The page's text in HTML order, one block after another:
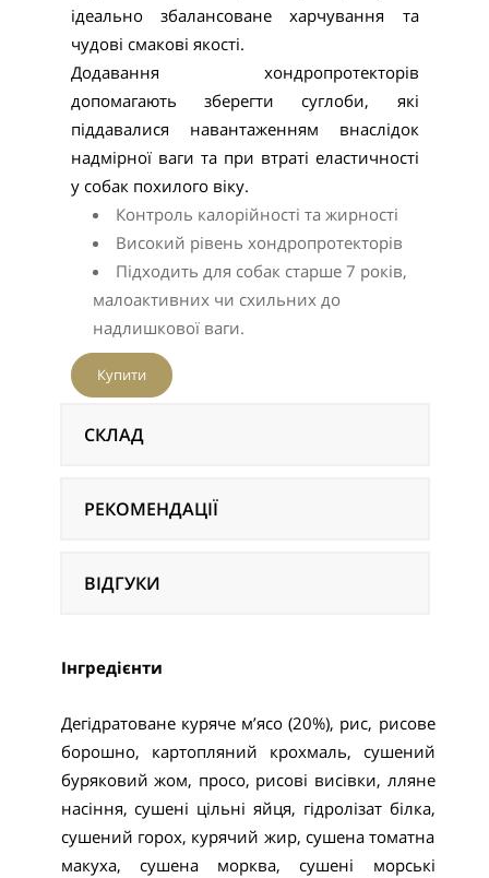
ідеально збалансоване харчування та
чудові смакові якості.
Додавання хондропротекторів
допомагають зберегти суглоби, які
піддавалися навантаженням внаслідок
надмірної ваги та при втраті еластичності
у собак похилого віку.
Контроль калорійності та жирності
Високий рівень хондропротекторів
Підходить для собак старше 7 років,
малоактивних чи схильних до
надлишкової ваги.
Купити
СКЛАД
РЕКОМЕНДАЦІЇ
ВІДГУКИ
Інгредієнти
Дегідратоване куряче м’ясо (20%), рис, рисове
борошно, картопляний крохмаль, сушений
буряковий жом, просо, рисові висівки, лляне
насіння, сушені цільні яйця, гідролізат білка,
сушений горох, курячий жир, сушена томатна
макуха, сушена морква, сушені морські